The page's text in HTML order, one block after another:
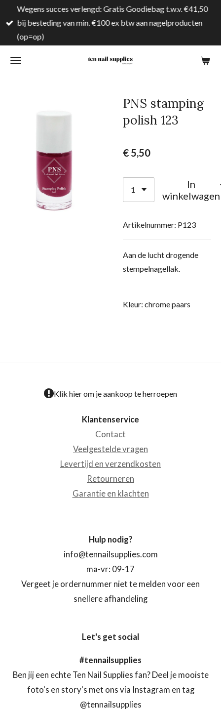
direct
naar
hoofdinhoud
Wegens succes verlengd: Gratis Goodiebag t.w.v. €41,50
bij besteding van min. €100 ex btw aan nagelproducten
(op=op)
PNS stamping
polish 123
€ 5,50
In
winkelwagen
Artikelnummer: P123
Aan de lucht drogende
stempelnagellak.
Kleur: chrome paars
Klik hier om je aankoop te herroepen
Klantenservice
Contact
Veelgestelde vragen
Levertijd en verzendkosten
Retourneren
Garantie en klachten
Hulp nodig?
info@tennailsupplies.com
ma-vr: 09-17
Vergeet je ordernummer niet te melden voor een
snellere afhandeling
Let's get social
#tennailsupplies
Ben jij een echte Ten Nail Supplies fan? Deel je mooiste
foto's en story's met ons via Instagram en tag
@tennailsupplies